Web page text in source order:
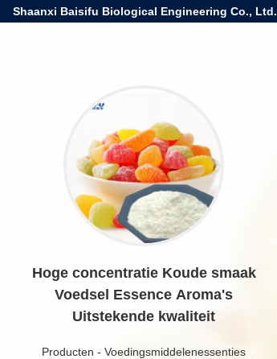
Shaanxi Baisifu Biological Engineering Co., Ltd.
Hoge concentratie Koude smaak
Voedsel Essence Aroma's
Uitstekende kwaliteit
Producten - Voedingsmiddelenessenties